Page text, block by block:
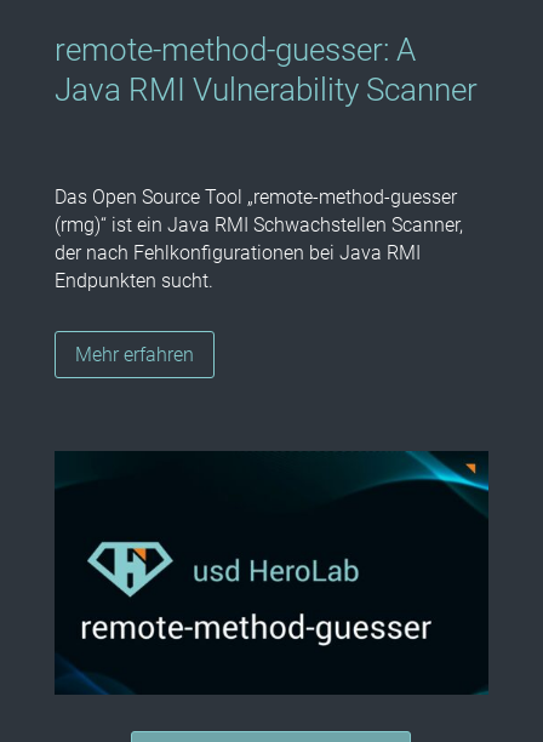
remote-method-guesser: A
Java RMI Vulnerability Scanner
Das Open Source Tool „remote-method-guesser
(rmg)“ ist ein Java RMI Schwachstellen Scanner,
der nach Fehlkonfigurationen bei Java RMI
Endpunkten sucht.
Mehr erfahren